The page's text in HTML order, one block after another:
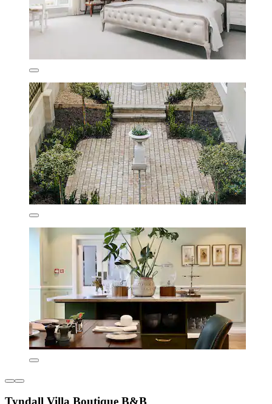
Tyndall Villa Boutique B&B